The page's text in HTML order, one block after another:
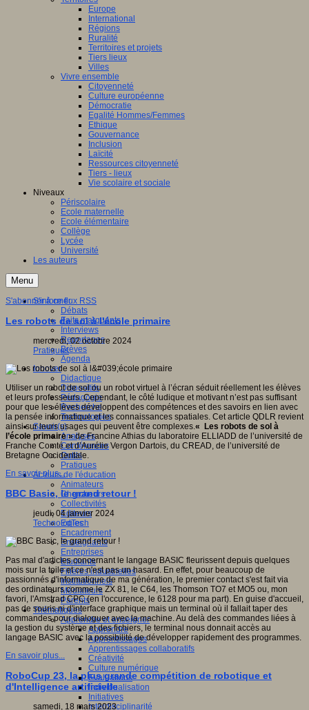
Europe
International
Régions
Ruralité
Territoires et projets
Tiers lieux
Villes
Vivre ensemble
Citoyenneté
Culture européenne
Démocratie
Egalité Hommes/Femmes
Ethique
Gouvernance
Inclusion
Laïcité
Ressources citoyenneté
Tiers - lieux
Vie scolaire et sociale
Niveaux
Périscolaire
Ecole maternelle
Ecole élémentaire
Collège
Lycée
Université
Les auteurs
Menu
S'informer
Débats
Faits marquants
Interviews
Reportages
Brèves
Agenda
Innover
Didactique
Dispositifs
Pédagogie
Recherche
Technologies
Savoir(s)
Analyses
Conférences
Outils
Pratiques
Acteurs de l'éducation
Animateurs
Chercheurs
Collectivités
Editeurs
EdTech
Encadrement
Enseignants
Entreprises
Etudiants
Filières industrielles
Institutionnels
Médiateurs
Parents
Thématiques
Apprendre et enseigner
Apprendre
Apprentissages
Apprentissages collaboratifs
Créativité
Culture numérique
Evaluations
Individualisation
Initiatives
Interdisciplinarité
S'abonner à ce flux RSS
Les robots de sol à l'école primaire
mercredi, 02 octobre 2024
Pratiques
Utiliser un robot de sol ou un robot virtuel à l’écran séduit réellement les élèves
et leurs professeurs. Cependant, le côté ludique et motivant n’est pas suffisant
pour que les élèves développent des compétences et des savoirs en lien avec
la pensée informatique et les connaissances spatiales. Cet article QDLR revient
ainsi sur leurs usages qui peuvent être complexes.« Les robots de sol à
l’école primaire »de Francine Athias du laboratoire ELLIADD de l’université de
Franche Comté et d’Aurélie Vergon Dartois, du CREAD, de l’université de
Bretagne Occidentale.
En savoir plus...
BBC Basic, le grand retour !
jeudi, 04 janvier 2024
Technologies
Pas mal d'articles concernant le langage BASIC fleurissent depuis quelques
mois sur la toile et ce n'est pas un hasard. En effet, pour beaucoup de
passionnés d'informatique de ma génération, le premier contact s'est fait via
des ordinateurs comme le ZX 81, le C64, les Thomson TO7 et MO5 ou, mon
favori, l'Amstrad CPC (en l'occurence, le 6128 pour ma part). En guise d'accueil,
pas de souris ni d'interface graphique mais un terminal où il fallait taper des
commandes pour dialoguer avec la machine. Au delà des commandes liées à
la gestion du système et des fichiers, le terminal nous donnait accès au
langage BASIC avec la possibilité de développer rapidement des programmes.
En savoir plus...
RoboCup 23, la plus grande compétition de robotique et
d'Intelligence artificielle
samedi, 18 mars 2023